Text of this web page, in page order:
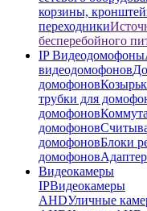
корзины,
переходники
бесперебойного
IP Видеодомофоны
видеодомофонов
домофонов
трубки для
домофонов
домофонов
домофоновБлоки
домофонов
Видеокамеры
IPВидеокамеры
AHDУличные